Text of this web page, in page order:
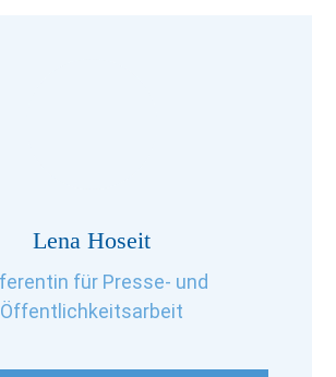
Lena Hoseit
für Presse- und
Öffentlichkeitsarbeit